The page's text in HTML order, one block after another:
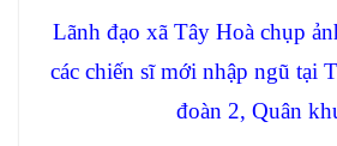
Lãnh đạo xã Tây Hoà chụp
các chiến sĩ mới nhập ngũ tại
đoàn 2, Quân